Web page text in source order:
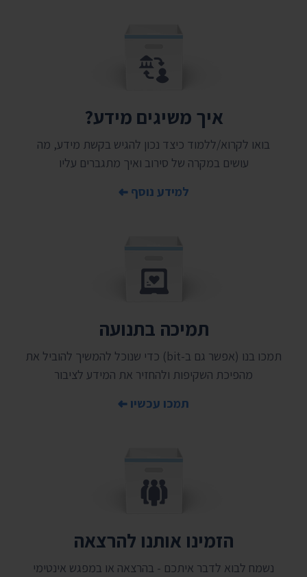
איך משיגים מידע?
בואו לקרוא/ללמוד כיצד נכון להגיש בקשת מידע, מה
עושים במקרה של סירוב ואיך מתגברים עליו
למידע נוסף
תמיכה בתנועה
תמכו בנו (אפשר גם ב-bit) כדי שנוכל להמשיך להוביל את
מהפיכת השקיפות ולהחזיר את המידע לציבור
תמכו עכשיו
הזמינו אותנו להרצאה
נשמח לבוא לדבר איתכם - בהרצאה או במפגש אינטימי